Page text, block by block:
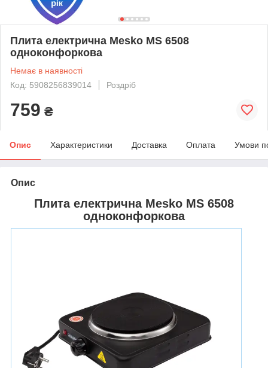
Плита електрична Mesko MS 6508
одноконфоркова
Немає в наявності
Код: 5908256839014
Роздріб
759 ₴
Опис Характеристики Доставка Оплата Умови
Опис
Плита електрична Mesko MS 6508
одноконфоркова